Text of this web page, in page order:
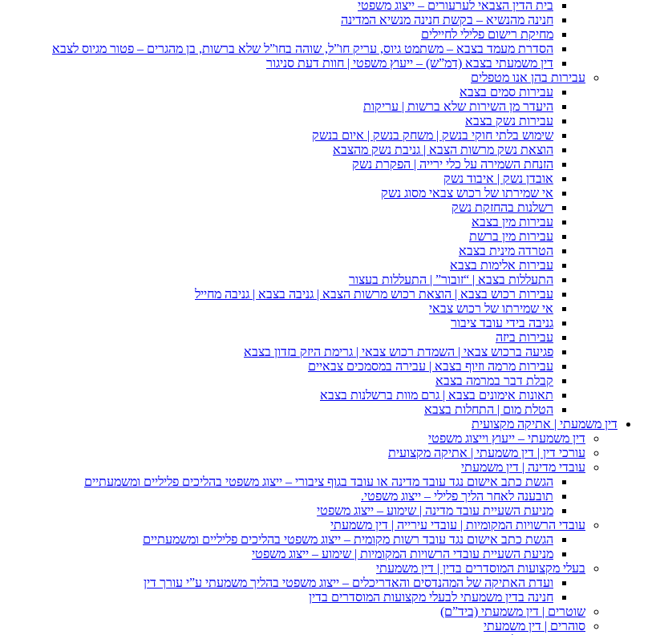
בית הדין הצבאי לערעורים – ייצוג משפטי
חנינה מהנשיא – בקשת חנינה מנשיא המדינה
מחיקת רישום פלילי לחיילים
הסדרת מעמד בצבא – משתמט גיוס, עריק חו”ל, שוהה בחו”ל שלא ברשות, בן מהגרים – פטור מגיוס לצבא
דין משמעתי בצבא (דמ”ש) – ייעוץ משפטי | חוות דעת סניגור
עבירות בהן אנו מטפלים
עבירות סמים בצבא
היעדר מן השירות שלא ברשות | עריקות
עבירות נשק בצבא
שימוש בלתי חוקי בנשק | משחק בנשק | איום בנשק
הוצאת נשק מרשות הצבא | גניבת נשק מהצבא
הזנחת השמירה על כלי ירייה | הפקרת נשק
אובדן נשק | איבוד נשק
אי שמירתו של רכוש צבאי מסוג נשק
רשלנות בהחזקת נשק
עבירות מין בצבא
עבירות מין ברשת
הטרדה מינית בצבא
עבירות אלימות בצבא
התעללות בצבא | “זובור” | התעללות בעצור
עבירות רכוש בצבא | הוצאת רכוש מרשות הצבא | גניבה בצבא | גניבה מחייל
אי שמירתו של רכוש צבאי
גניבה בידי עובד ציבור
עבירות ביזה
פגיעה ברכוש צבאי | השמדת רכוש צבאי | גרימת היזק בזדון בצבא
עבירות מרמה וזיוף בצבא | עבירה במסמכים צבאיים
קבלת דבר במרמה בצבא
תאונות אימונים בצבא | גרם מוות ברשלנות בצבא
הטלת מום | התחלות בצבא
דין משמעתי | אתיקה מקצועית
דין משמעתי – ייעוץ וייצוג משפטי
עורכי דין | דין משמעתי | אתיקה מקצועית
עובדי מדינה | דין משמעתי
הגשת כתב אישום נגד עובד מדינה או עובד בגוף ציבורי – ייצוג משפטי בהליכים פליליים ומשמעתיים
תובענה לאחר הליך פלילי – ייצוג משפטי.
מניעת השעיית עובד מדינה | שימוע – ייצוג משפטי
עובדי הרשויות המקומיות | עובדי עירייה | דין משמעתי
הגשת כתב אישום נגד עובד רשות מקומית – ייצוג משפטי בהליכים פליליים ומשמעתיים
מניעת השעיית עובדי הרשויות המקומיות | שימוע – ייצוג משפטי
בעלי מקצועות המוסדרים בדין | דין משמעתי
ועדת האתיקה של המהנדסים והאדריכלים – ייצוג משפטי בהליך משמעתי ע”י עורך דין
חנינה בדין משמעתי לבעלי מקצועות המוסדרים בדין
שוטרים | דין משמעתי (ביד”ם)
סוהרים | דין משמעתי